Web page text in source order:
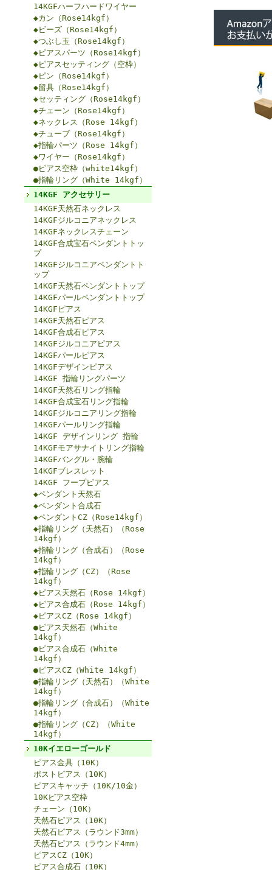
14KGFハーフハードワイヤー
◆カン（Rose14kgf）
◆ビーズ（Rose14kgf）
◆つぶし玉（Rose14kgf）
◆ピアスパーツ（Rose14kgf）
◆ピアスセッティング（空枠）
◆ピン（Rose14kgf）
◆留具（Rose14kgf）
◆セッティング（Rose14kgf）
◆チェーン（Rose14kgf）
◆ネックレス（Rose 14kgf）
◆チューブ（Rose14kgf）
◆指輪パーツ（Rose 14kgf）
◆ワイヤー（Rose14kgf）
●ピアス空枠（white14kgf）
●指輪リング（White 14kgf）
14KGF アクセサリー
14KGF天然石ネックレス
14KGFジルコニアネックレス
14KGFネックレスチェーン
14KGF合成宝石ペンダントトッ
プ
14KGFジルコニアペンダントト
ップ
14KGF天然石ペンダントトップ
14KGFパールペンダントトップ
14KGFピアス
14KGF天然石ピアス
14KGF合成石ピアス
14KGFジルコニアピアス
14KGFパールピアス
14KGFデザインピアス
14KGF 指輪リングパーツ
14KGF天然石リング指輪
14KGF合成宝石リング指輪
14KGFジルコニアリング指輪
14KGFパールリング指輪
14KGF デザインリング 指輪
14KGFモアサナイトリング指輪
14KGFバングル・腕輪
14KGFブレスレット
14KGF フープピアス
◆ペンダント天然石
◆ペンダント合成石
◆ペンダントCZ（Rose14kgf）
◆指輪リング（天然石）（Rose
14kgf）
◆指輪リング（合成石）（Rose
14kgf）
◆指輪リング（CZ）（Rose
14kgf）
◆ピアス天然石（Rose 14kgf）
◆ピアス合成石（Rose 14kgf）
◆ピアスCZ（Rose 14kgf）
●ピアス天然石（White
14kgf）
●ピアス合成石（White
14kgf）
●ピアスCZ（White 14kgf）
●指輪リング（天然石）（White
14kgf）
●指輪リング（合成石）（White
14kgf）
●指輪リング（CZ）（White
14kgf）
10Kイエローゴールド
ピアス金具（10K）
ポストピアス（10K）
ピアスキャッチ（10K/10金）
10Kピアス空枠
チェーン（10K）
天然石ピアス（10K）
天然石ピアス（ラウンド3mm）
天然石ピアス（ラウンド4mm）
ピアスCZ（10K）
ピアス合成石（10K）